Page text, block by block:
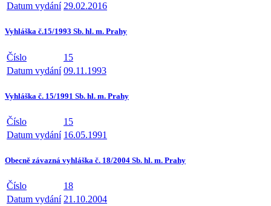
Datum vydání 29.02.2016
Vyhláška č.15/1993 Sb. hl. m. Prahy
Číslo
15
Datum vydání 09.11.1993
Vyhláška č. 15/1991 Sb. hl. m. Prahy
Číslo
15
Datum vydání 16.05.1991
Obecně závazná vyhláška č. 18/2004 Sb. hl. m. Prahy
Číslo
18
Datum vydání 21.10.2004